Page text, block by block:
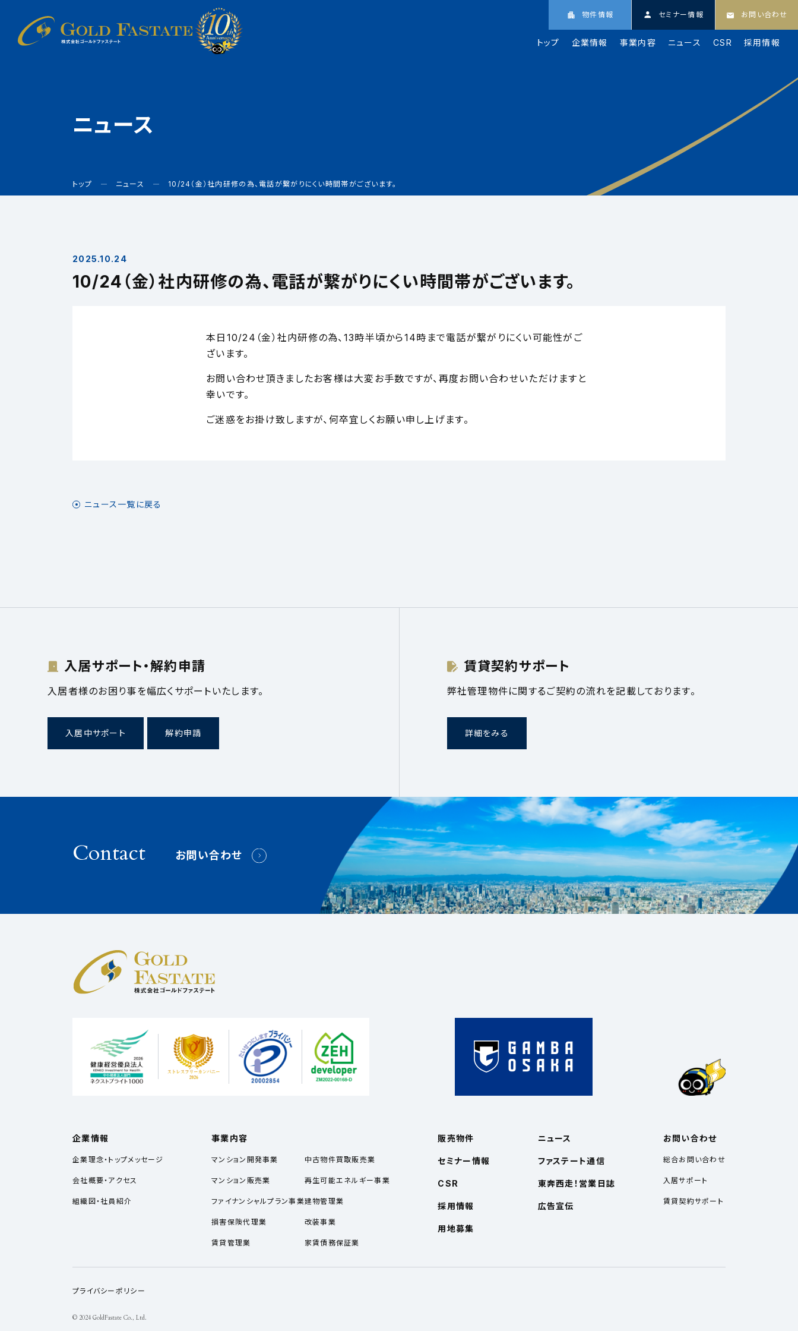
物件情報 セミナー情報 お問い合わせ
トップ 企業情報 事業内容 ニュース CSR 採用情報
ニュース
トップ ニュース 10/24（金）社内研修の為、電話が繋がりにくい時間帯がございます。
2025.10.24
10/24（金）社内研修の為、電話が繋がりにくい時間帯がございます。
本日10/24（金）社内研修の為、13時半頃から14時まで電話が繋がりにくい可能性がご
ざいます。
お問い合わせ頂きましたお客様は大変お手数ですが、再度お問い合わせいただけますと
幸いです。
ご迷惑をお掛け致しますが、何卒宜しくお願い申し上げます。
ニュース一覧に戻る
入居サポート・解約申請
入居者様のお困り事を幅広くサポートいたします。
入居中サポート 解約申請
賃貸契約サポート
弊社管理物件に関するご契約の流れを記載しております。
詳細をみる
Contact お問い合わせ
企業情報
企業理念・トップメッセージ
会社概要・アクセス
組織図・社員紹介
事業内容
マンション開発事業
マンション販売業
ファイナンシャルプラン事業
損害保険代理業
賃貸管理業
中古物件買取販売業
再生可能エネルギー事業
建物管理業
改装事業
家賃債務保証業
販売物件
セミナー情報
CSR
採用情報
用地募集
ニュース
ファステート通信
東奔西走！営業日誌
広告宣伝
お問い合わせ
総合お問い合わせ
入居サポート
賃貸契約サポート
プライバシーポリシー
© 2024 GoldFastate Co., Ltd.